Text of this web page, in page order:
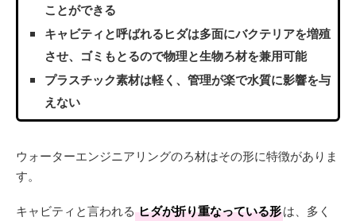
ことができる
キャビティと呼ばれるヒダは多面にバクテリアを増殖
させ、ゴミもとるので物理と生物ろ材を兼用可能
プラスチック素材は軽く、管理が楽で水質に影響を与
えない
ウォーターエンジニアリングのろ材はその形に特徴がありま
す。
キャビティと言われる ヒダが折り重なっている形は、多く